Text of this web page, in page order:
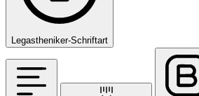
Legastheniker-Schriftart